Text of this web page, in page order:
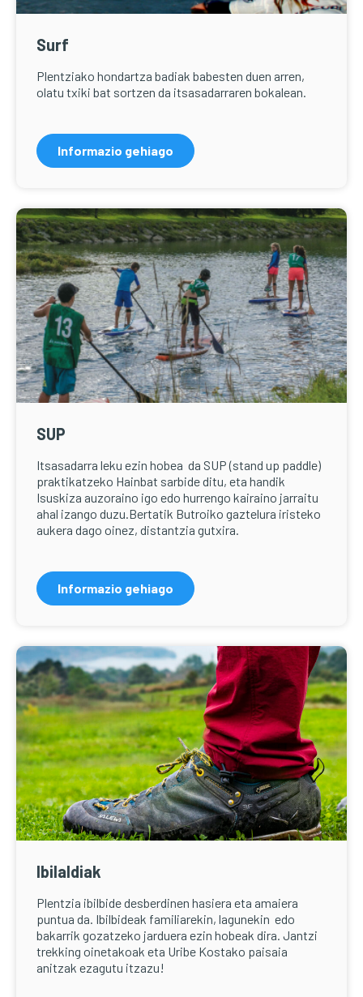
Surf
Plentziako hondartza badiak babesten duen arren,
olatu txiki bat sortzen da itsasadarraren bokalean.
Informazio gehiago
SUP
Itsasadarra leku ezin hobea da SUP (stand up paddle)
praktikatzeko Hainbat sarbide ditu, eta handik
Isuskiza auzoraino igo edo hurrengo kairaino jarraitu
ahal izango duzu.Bertatik Butroiko gaztelura iristeko
aukera dago oinez, distantzia gutxira.
Informazio gehiago
Ibilaldiak
Plentzia ibilbide desberdinen hasiera eta amaiera
puntua da. Ibilbideak familiarekin, lagunekin edo
bakarrik gozatzeko jarduera ezin hobeak dira. Jantzi
trekking oinetakoak eta Uribe Kostako paisaia
anitzak ezagutu itzazu!